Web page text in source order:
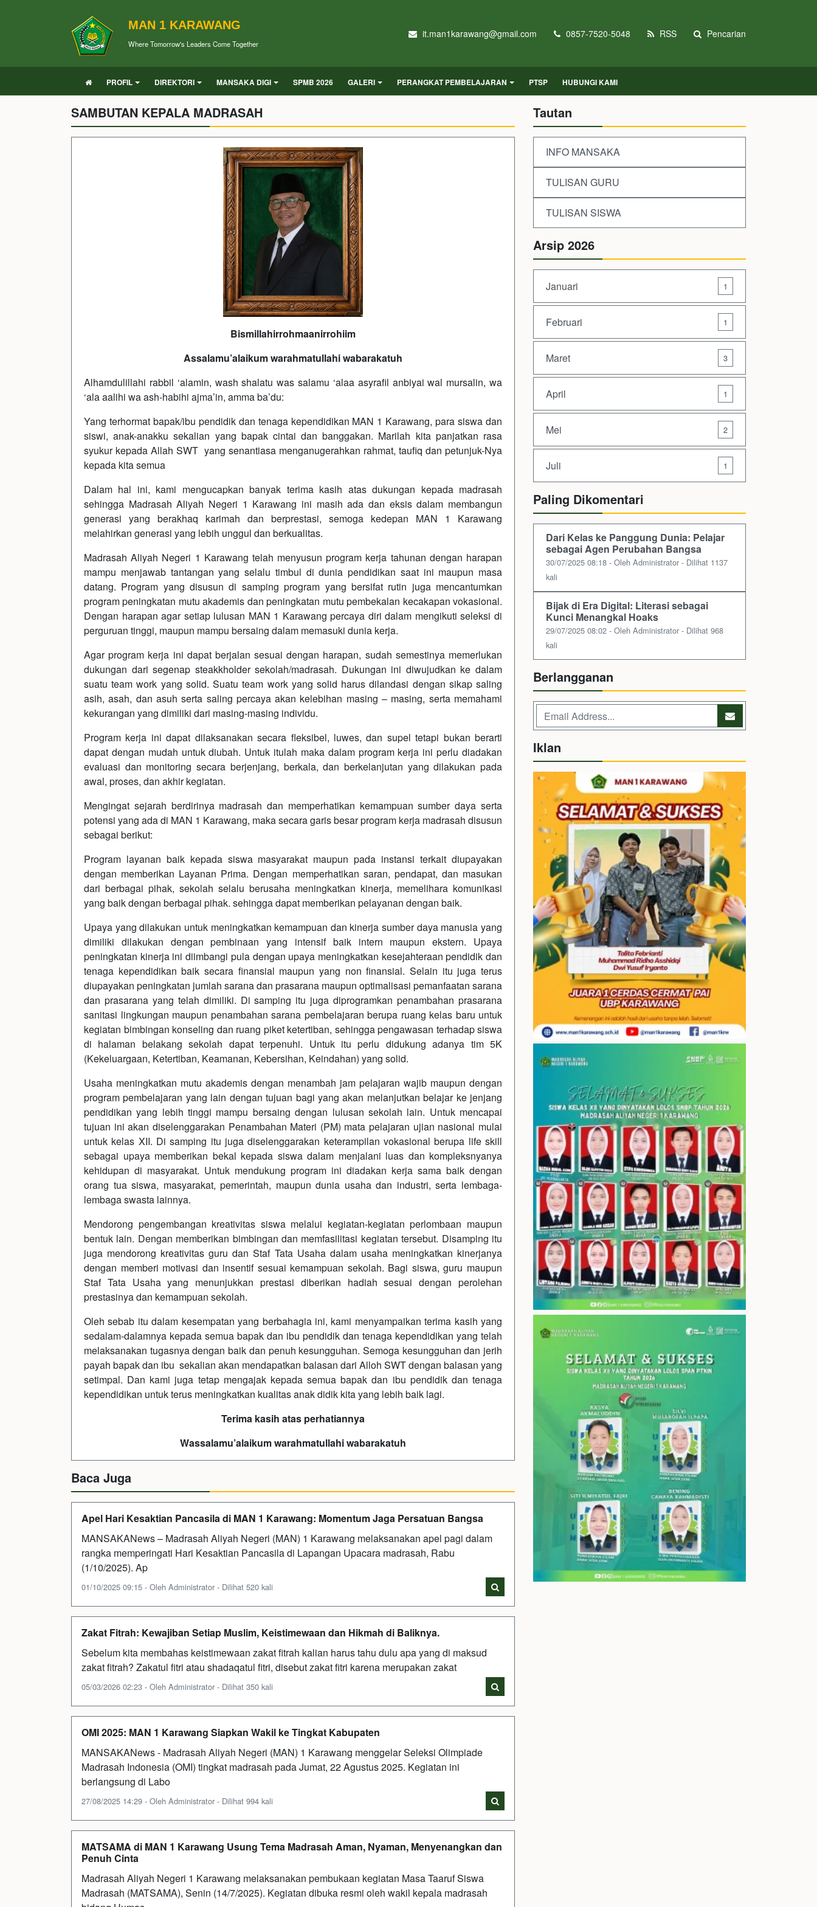
MAN 1 KARAWANG
Where Tomorrow's Leaders Come Together
it.man1karawang@gmail.com 0857-7520-5048 RSS Pencarian
PROFIL DIREKTORI MANSAKA DIGI SPMB 2026 GALERI PERANGKAT PEMBELAJARAN PTSP HUBUNGI KAMI
SAMBUTAN KEPALA MADRASAH
Bismillahirrohmaanirrohiim
Assalamu’alaikum warahmatullahi wabarakatuh
Alhamdulillahi rabbil ‘alamin, wash shalatu was salamu ‘alaa asyrafil anbiyai wal mursalin, wa
‘ala aalihi wa ash-habihi ajma’in, amma ba’du:
Yang terhormat bapak/ibu pendidik dan tenaga kependidikan MAN 1 Karawang, para siswa dan
siswi, anak-anakku sekalian yang bapak cintai dan banggakan. Marilah kita panjatkan rasa
syukur kepada Allah SWT yang senantiasa menganugerahkan rahmat, taufiq dan petunjuk-Nya
kepada kita semua
Dalam hal ini, kami mengucapkan banyak terima kasih atas dukungan kepada madrasah
sehingga Madrasah Aliyah Negeri 1 Karawang ini masih ada dan eksis dalam membangun
generasi yang berakhaq karimah dan berprestasi, semoga kedepan MAN 1 Karawang
melahirkan generasi yang lebih unggul dan berkualitas.
Madrasah Aliyah Negeri 1 Karawang telah menyusun program kerja tahunan dengan harapan
mampu menjawab tantangan yang selalu timbul di dunia pendidikan saat ini maupun masa
datang. Program yang disusun di samping program yang bersifat rutin juga mencantumkan
program peningkatan mutu akademis dan peningkatan mutu pembekalan kecakapan vokasional.
Dengan harapan agar setiap lulusan MAN 1 Karawang percaya diri dalam mengikuti seleksi di
perguruan tinggi, maupun mampu bersaing dalam memasuki dunia kerja.
Agar program kerja ini dapat berjalan sesuai dengan harapan, sudah semestinya memerlukan
dukungan dari segenap steakkholder sekolah/madrasah. Dukungan ini diwujudkan ke dalam
suatu team work yang solid. Suatu team work yang solid harus dilandasi dengan sikap saling
asih, asah, dan asuh serta saling percaya akan kelebihan masing – masing, serta memahami
kekurangan yang dimiliki dari masing-masing individu.
Program kerja ini dapat dilaksanakan secara fleksibel, luwes, dan supel tetapi bukan berarti
dapat dengan mudah untuk diubah. Untuk itulah maka dalam program kerja ini perlu diadakan
evaluasi dan monitoring secara berjenjang, berkala, dan berkelanjutan yang dilakukan pada
awal, proses, dan akhir kegiatan.
Mengingat sejarah berdirinya madrasah dan memperhatikan kemampuan sumber daya serta
potensi yang ada di MAN 1 Karawang, maka secara garis besar program kerja madrasah disusun
sebagai berikut:
Program layanan baik kepada siswa masyarakat maupun pada instansi terkait diupayakan
dengan memberikan Layanan Prima. Dengan memperhatikan saran, pendapat, dan masukan
dari berbagai pihak, sekolah selalu berusaha meningkatkan kinerja, memelihara komunikasi
yang baik dengan berbagai pihak. sehingga dapat memberikan pelayanan dengan baik.
Upaya yang dilakukan untuk meningkatkan kemampuan dan kinerja sumber daya manusia yang
dimiliki dilakukan dengan pembinaan yang intensif baik intern maupun ekstern. Upaya
peningkatan kinerja ini diimbangi pula dengan upaya meningkatkan kesejahteraan pendidik dan
tenaga kependidikan baik secara finansial maupun yang non finansial. Selain itu juga terus
diupayakan peningkatan jumlah sarana dan prasarana maupun optimalisasi pemanfaatan sarana
dan prasarana yang telah dimiliki. Di samping itu juga diprogramkan penambahan prasarana
sanitasi lingkungan maupun penambahan sarana pembelajaran berupa ruang kelas baru untuk
kegiatan bimbingan konseling dan ruang piket ketertiban, sehingga pengawasan terhadap siswa
di halaman belakang sekolah dapat terpenuhi. Untuk itu perlu didukung adanya tim 5K
(Kekeluargaan, Ketertiban, Keamanan, Kebersihan, Keindahan) yang solid.
Usaha meningkatkan mutu akademis dengan menambah jam pelajaran wajib maupun dengan
program pembelajaran yang lain dengan tujuan bagi yang akan melanjutkan belajar ke jenjang
pendidikan yang lebih tinggi mampu bersaing dengan lulusan sekolah lain. Untuk mencapai
tujuan ini akan diselenggarakan Penambahan Materi (PM) mata pelajaran ujian nasional mulai
untuk kelas XII. Di samping itu juga diselenggarakan keterampilan vokasional berupa life skill
sebagai upaya memberikan bekal kepada siswa dalam menjalani luas dan kompleksnyanya
kehidupan di masyarakat. Untuk mendukung program ini diadakan kerja sama baik dengan
orang tua siswa, masyarakat, pemerintah, maupun dunia usaha dan industri, serta lembaga-
lembaga swasta lainnya.
Mendorong pengembangan kreativitas siswa melalui kegiatan-kegiatan perlombaan maupun
bentuk lain. Dengan memberikan bimbingan dan memfasilitasi kegiatan tersebut. Disamping itu
juga mendorong kreativitas guru dan Staf Tata Usaha dalam usaha meningkatkan kinerjanya
dengan memberi motivasi dan insentif sesuai kemampuan sekolah. Bagi siswa, guru maupun
Staf Tata Usaha yang menunjukkan prestasi diberikan hadiah sesuai dengan perolehan
prestasinya dan kemampuan sekolah.
Oleh sebab itu dalam kesempatan yang berbahagia ini, kami menyampaikan terima kasih yang
sedalam-dalamnya kepada semua bapak dan ibu pendidik dan tenaga kependidikan yang telah
melaksanakan tugasnya dengan baik dan penuh kesungguhan. Semoga kesungguhan dan jerih
payah bapak dan ibu sekalian akan mendapatkan balasan dari Alloh SWT dengan balasan yang
setimpal. Dan kami juga tetap mengajak kepada semua bapak dan ibu pendidik dan tenaga
kependidikan untuk terus meningkatkan kualitas anak didik kita yang lebih baik lagi.
Terima kasih atas perhatiannya
Wassalamu’alaikum warahmatullahi wabarakatuh
Baca Juga
Apel Hari Kesaktian Pancasila di MAN 1 Karawang: Momentum Jaga Persatuan Bangsa
MANSAKANews – Madrasah Aliyah Negeri (MAN) 1 Karawang melaksanakan apel pagi dalam
rangka memperingati Hari Kesaktian Pancasila di Lapangan Upacara madrasah, Rabu
(1/10/2025). Ap
01/10/2025 09:15 - Oleh Administrator - Dilihat 520 kali
Zakat Fitrah: Kewajiban Setiap Muslim, Keistimewaan dan Hikmah di Baliknya.
Sebelum kita membahas keistimewaan zakat fitrah kalian harus tahu dulu apa yang di maksud
zakat fitrah? Zakatul fitri atau shadaqatul fitri, disebut zakat fitri karena merupakan zakat
05/03/2026 02:23 - Oleh Administrator - Dilihat 350 kali
OMI 2025: MAN 1 Karawang Siapkan Wakil ke Tingkat Kabupaten
MANSAKANews - Madrasah Aliyah Negeri (MAN) 1 Karawang menggelar Seleksi Olimpiade
Madrasah Indonesia (OMI) tingkat madrasah pada Jumat, 22 Agustus 2025. Kegiatan ini
berlangsung di Labo
27/08/2025 14:29 - Oleh Administrator - Dilihat 994 kali
MATSAMA di MAN 1 Karawang Usung Tema Madrasah Aman, Nyaman, Menyenangkan dan
Penuh Cinta
Madrasah Aliyah Negeri 1 Karawang melaksanakan pembukaan kegiatan Masa Taaruf Siswa
Madrasah (MATSAMA), Senin (14/7/2025). Kegiatan dibuka resmi oleh wakil kepala madrasah
Tautan
INFO MANSAKA
TULISAN GURU
TULISAN SISWA
Arsip 2026
Januari 1
Februari 1
Maret 3
April 1
Mei 2
Juli 1
Paling Dikomentari
Dari Kelas ke Panggung Dunia: Pelajar
sebagai Agen Perubahan Bangsa
30/07/2025 08:18 - Oleh Administrator - Dilihat 1137
kali
Bijak di Era Digital: Literasi sebagai
Kunci Menangkal Hoaks
29/07/2025 08:02 - Oleh Administrator - Dilihat 968
kali
Berlangganan
Iklan